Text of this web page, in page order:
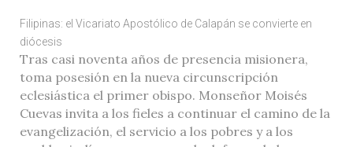
Filipinas: el Vicariato Apostólico de Calapán se convierte en
diócesis
Tras casi noventa años de presencia misionera,
toma posesión en la nueva circunscripción
eclesiástica el primer obispo. Monseñor Moisés
Cuevas invita a los fieles a continuar el camino de la
evangelización, el servicio a los pobres y a los